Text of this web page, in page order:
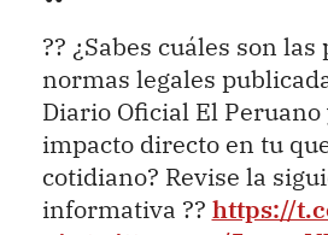
?? ¿Sabes cuáles son
normas legales
Diario Oficial El
impacto directo en tu
cotidiano? Revise la
informativa ?? https://